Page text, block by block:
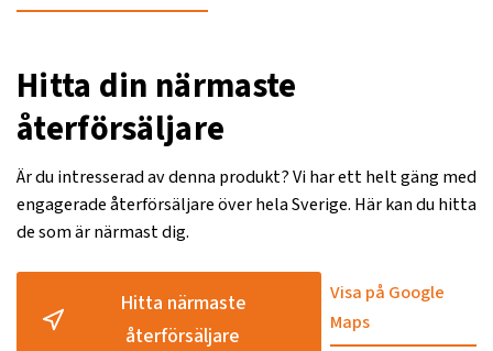
Hitta din närmaste
återförsäljare
Är du intresserad av denna produkt? Vi har ett helt gäng med
engagerade återförsäljare över hela Sverige. Här kan du hitta
de som är närmast dig.
Hitta närmaste
återförsäljare
Visa på Google
Maps